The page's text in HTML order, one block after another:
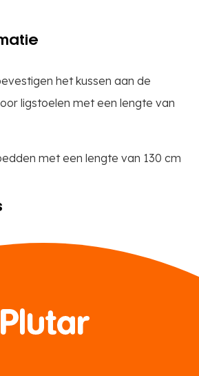
het kussen aan de
ligstoelen met een lengte van
met een lengte van 130 cm